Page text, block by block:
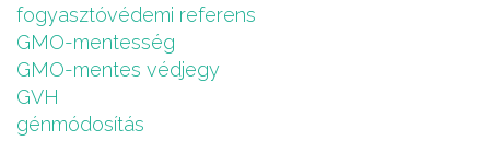
fogyasztóvédemi referens
GMO-mentesség
GMO-mentes védjegy
GVH
génmódosítás